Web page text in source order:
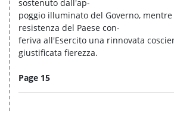
sostenuto dall'ap-
poggio illuminato del Governo,
resistenza del Paese con-
feriva all'Esercito una rinnovata
giustificata fierezza.
Page 15